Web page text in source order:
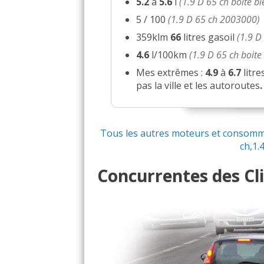
14/20 1.9 D 65 ch 300000km
17/20 1.9 D 65 ch boite 5,
13/20 1.9 D 65 ch Manuelle, /
18/20 1.9 D 65 ch(0 )
13/20 1.9 D 65 ch Manuelle /
08/20 1.9 D 65 ch Boite
1.9 D 65 ch 2003000(0
5 / 100(1.9 D 65 ch 2003000)
359klm 66 litres gasoil(1.9
4.6 l/100km(1.9 D 65 ch
Mes extrêmes : 4.9à 6.7
pas la ville et les autoroutes.
Tous les autres moteurs et
Concurrentes des